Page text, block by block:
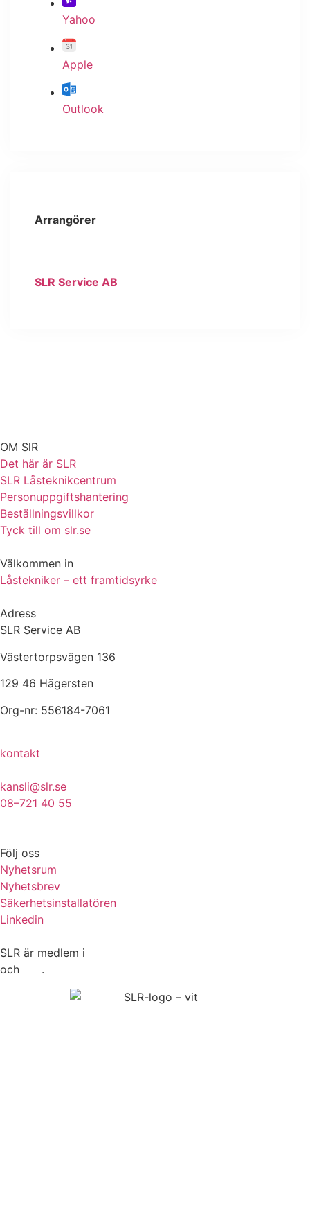
Yahoo
Apple
Outlook
Arrangörer
SLR Service AB
OM SlR
Det här är SLR
SLR Låsteknikcentrum
Personuppgiftshantering
Beställningsvillkor
Tyck till om slr.se
Välkommen in
Låstekniker – ett framtidsyrke
Adress
SLR Service AB
Västertorpsvägen 136
129 46 Hägersten
Org-nr: 556184-7061
kontakt
kansli@slr.se
08–721 40 55
Följ oss
Nyhetsrum
Nyhetsbrev
Säkerhetsinstallatören
Linkedin
SLR är medlem i
och
.